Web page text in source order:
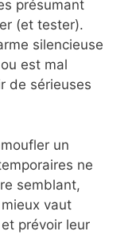
présumant
(et tester).
silencieuse
ou est mal
de sérieuses
un
ne
semblant,
vaut
prévoir leur